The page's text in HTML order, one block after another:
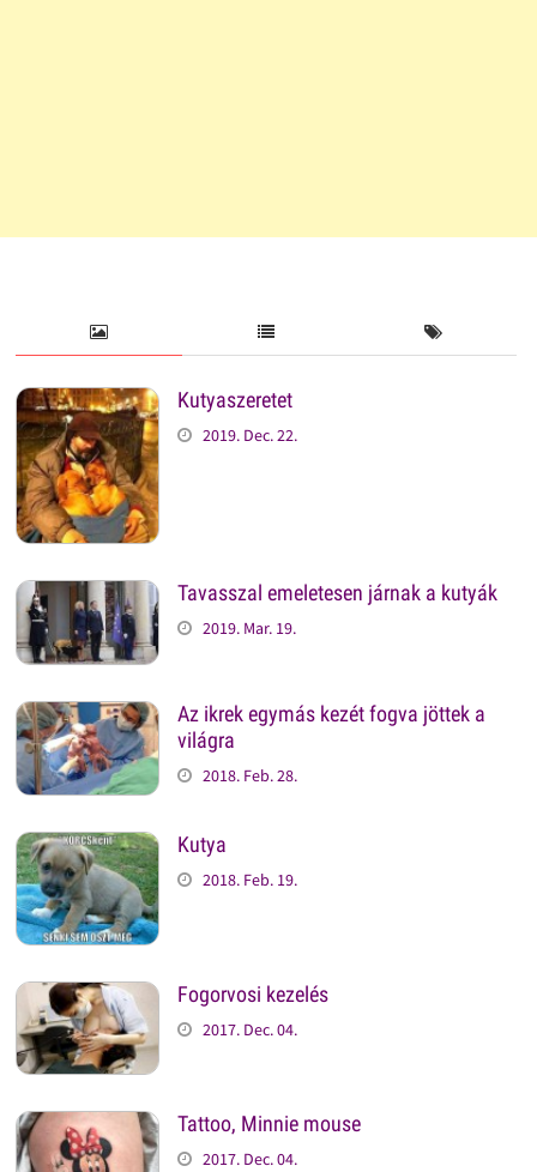
Kutyaszeretet
2019. Dec. 22.
Tavasszal emeletesen járnak a kutyák
2019. Mar. 19.
Az ikrek egymás kezét fogva jöttek a
világra
2018. Feb. 28.
Kutya
2018. Feb. 19.
Fogorvosi kezelés
2017. Dec. 04.
Tattoo, Minnie mouse
2017. Dec. 04.